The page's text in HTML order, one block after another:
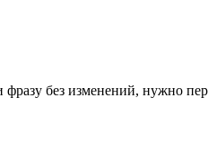
без изменений, нужно